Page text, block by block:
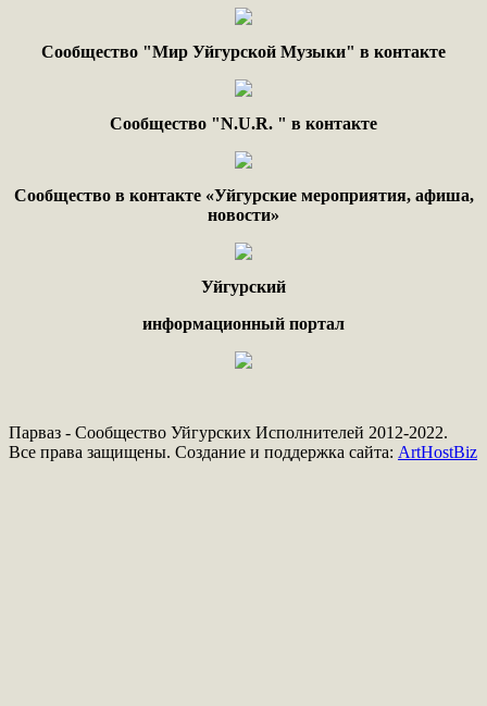
Сообщество "Мир Уйгурской Музыки" в контакте
Сообщество "N.U.R. " в контакте
Сообщество в контакте «Уйгурские мероприятия, афиша,
новости»
Уйгурский
информационный портал
Парваз - Сообщество Уйгурских Исполнителей 2012-2022.
Все права защищены. Создание и поддержка сайта: ArtHostBiz